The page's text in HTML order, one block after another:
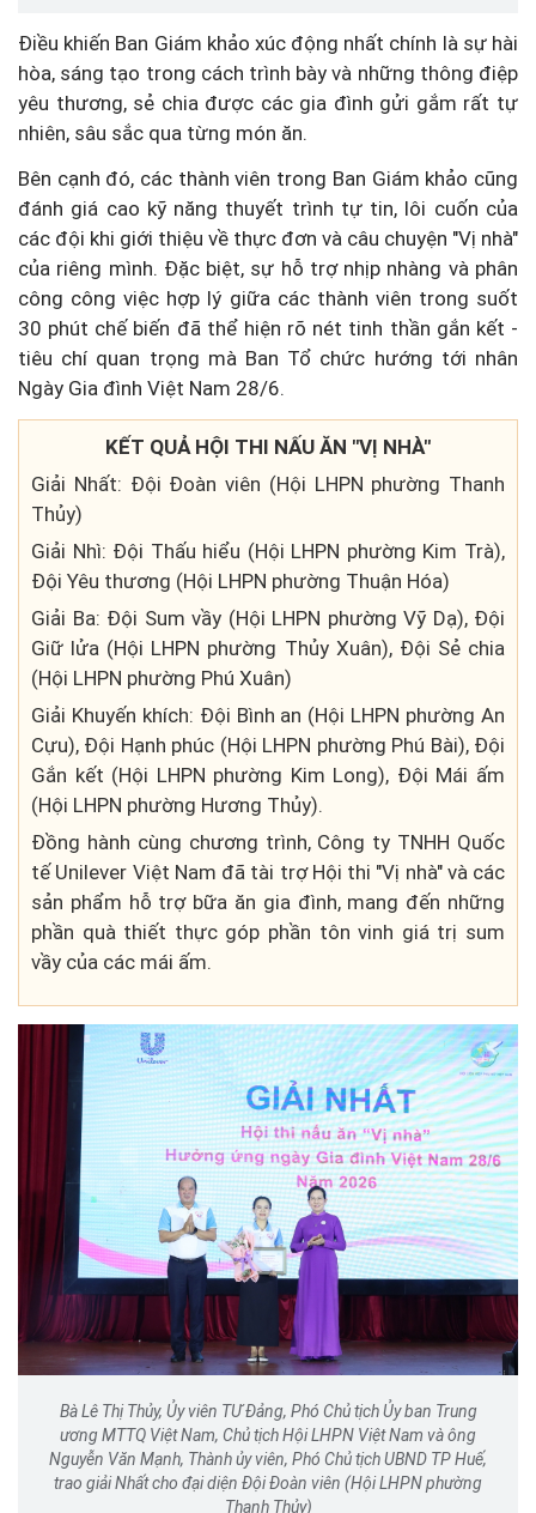
Điều khiến Ban Giám khảo xúc động nhất chính là sự hài
hòa, sáng tạo trong cách trình bày và những thông điệp
yêu thương, sẻ chia được các gia đình gửi gắm rất tự
nhiên, sâu sắc qua từng món ăn.
Bên cạnh đó, các thành viên trong Ban Giám khảo cũng
đánh giá cao kỹ năng thuyết trình tự tin, lôi cuốn của
các đội khi giới thiệu về thực đơn và câu chuyện "Vị nhà"
của riêng mình. Đặc biệt, sự hỗ trợ nhịp nhàng và phân
công công việc hợp lý giữa các thành viên trong suốt
30 phút chế biến đã thể hiện rõ nét tinh thần gắn kết -
tiêu chí quan trọng mà Ban Tổ chức hướng tới nhân
Ngày Gia đình Việt Nam 28/6.
KẾT QUẢ HỘI THI NẤU ĂN "VỊ NHÀ"
Giải Nhất: Đội Đoàn viên (Hội LHPN phường Thanh
Thủy)
Giải Nhì: Đội Thấu hiểu (Hội LHPN phường Kim Trà),
Đội Yêu thương (Hội LHPN phường Thuận Hóa)
Giải Ba: Đội Sum vầy (Hội LHPN phường Vỹ Dạ), Đội
Giữ lửa (Hội LHPN phường Thủy Xuân), Đội Sẻ chia
(Hội LHPN phường Phú Xuân)
Giải Khuyến khích: Đội Bình an (Hội LHPN phường An
Cựu), Đội Hạnh phúc (Hội LHPN phường Phú Bài), Đội
Gắn kết (Hội LHPN phường Kim Long), Đội Mái ấm
(Hội LHPN phường Hương Thủy).
Đồng hành cùng chương trình, Công ty TNHH Quốc
tế Unilever Việt Nam đã tài trợ Hội thi "Vị nhà" và các
sản phẩm hỗ trợ bữa ăn gia đình, mang đến những
phần quà thiết thực góp phần tôn vinh giá trị sum
vầy của các mái ấm.
Bà Lê Thị Thủy, Ủy viên TƯ Đảng, Phó Chủ tịch Ủy ban Trung
ương MTTQ Việt Nam, Chủ tịch Hội LHPN Việt Nam và ông
Nguyễn Văn Mạnh, Thành ủy viên, Phó Chủ tịch UBND TP Huế,
trao giải Nhất cho đại diện Đội Đoàn viên (Hội LHPN phường
Thanh Thủy)